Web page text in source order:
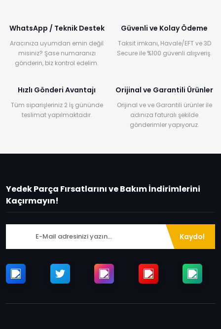
WhatsApp / Teknik Destek
Aracınıza uyumdan emin değil
misiniz? Şase numaranızı
gönderin, biz kontrol edelim.
Güvenli ve Kolay Ödeme
Taksit imkanı, Havale/EFT ve 3D
Secure ile %100 güvenli alışveriş.
Hızlı Gönderi Avantajı
Tüm siparişleriniz 2 İş gününde
teslimat yapılmaktadır.
Orijinal ve Garantili Ürünler
Orijinal ve ve Garantili ürünler ile
adınıza faturalı şekilde
gönderimler yapıyoruz.
Yedek Parça Fırsatlarını ve Bakım İndirimlerini
Kaçırmayın!
Kaydol